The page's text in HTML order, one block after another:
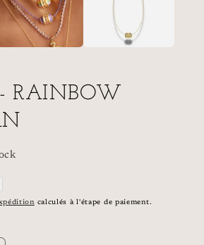
RAINBOW
calculés à l'étape de paiement.